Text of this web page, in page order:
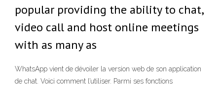
popular providing the ability to chat,
video call and host online meetings
with as many as
WhatsApp vient de dévoiler la version web de son application
de chat. Voici comment l’utiliser. Parmi ses fonctions